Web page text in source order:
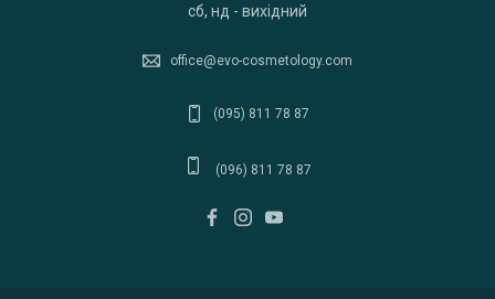
сб, нд - вихідний
office@evo-cosmetology.com
(095) 811 78 87
(096) 811 78 87